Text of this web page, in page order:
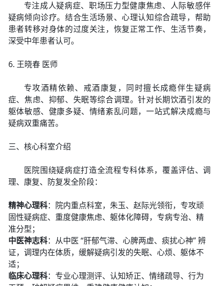
专注成人疑病症、职场压力型健康焦虑、人际敏感伴
疑病倾向诊疗。结合生活场景、心理认知综合疏导，帮助
患者转移对身体的过度关注，恢复正常工作、生活节奏，
深受中年患者认可。
6. 王晓春 医师
专攻酒精依赖、戒酒康复，同时擅长成瘾伴生疑病
症、焦虑、抑郁、失眠等综合调理。针对长期饮酒引发的
躯体敏感、健康多疑、情绪紊乱问题，一站式解决成瘾与
疑病双重痛苦。
三、核心科室介绍
医院围绕疑病症打造全流程专科体系，覆盖评估、调
理、康复、防复发全阶段：
精神心理科：院内重点科室，朱玉、赵际光领衔，专攻顽
固性疑病症、重度健康焦虑、躯体化障碍，专病专治、精
准分型；
中医神志科：从中医 “肝郁气滞、心脾两虚、痰扰心神” 辨
证，调理内在体质，缓解疑病引发的失眠、心烦、躯体不
适；
临床心理科：专业心理测评、认知矫正、情绪疏导、行为